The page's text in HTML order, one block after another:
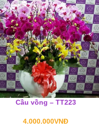
Cầu vồng – TT223
4.000.000VNĐ